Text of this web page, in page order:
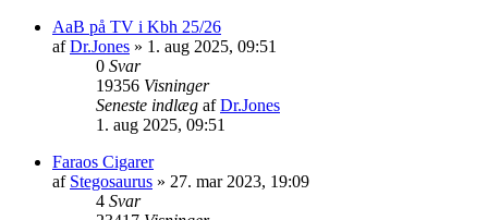
AaB på TV i Kbh 25/26
afDr.Jones » 1. aug 2025, 09:51
0 Svar
19356 Visninger
Seneste indlæg afDr.Jones
1. aug 2025, 09:51
Faraos Cigarer
af Stegosaurus » 27. mar 2023, 19:09
4 Svar